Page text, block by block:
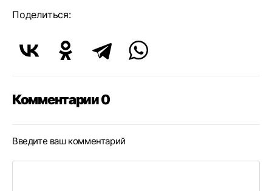
Поделиться:
Комментарии 0
Введите ваш комментарий